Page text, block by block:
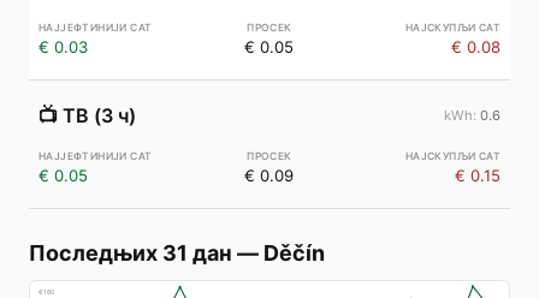
€ 0.03 € 0.05 € 0.08
📺 ТВ (3 ч) 0.6
€ 0.05 € 0.09 € 0.15
Последњих 31 дан — Děčín
€160